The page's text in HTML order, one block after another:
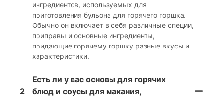
ингредиентов, используемых для
приготовления бульона для горячего горшка.
Обычно он включает в себя различные специи,
приправы и основные ингредиенты,
придающие горячему горшку разные вкусы и
характеристики.
2
Есть ли у вас основы для горячих
блюд и соусы для макания,